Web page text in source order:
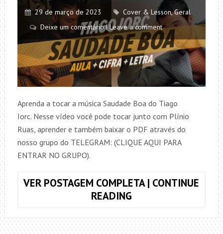
29 de março de 2023 Cover & Lesson,Geral
Deixe um comentário | Leave a comment
Aprenda a tocar a música Saudade Boa do Tiago
Iorc. Nesse vídeo você pode tocar junto com Plínio
Ruas, aprender e também baixar o PDF através do
nosso grupo do TELEGRAM: (CLIQUE AQUI PARA
ENTRAR NO GRUPO).
VER POSTAGEM COMPLETA | CONTINUE
READINGCOMO
SAUDADE